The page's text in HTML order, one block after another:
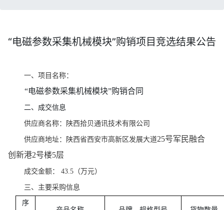
“电磁参数采集机械模块”购销项目竞选结果公告
一、项目名称：
“电磁参数采集机械模块”购销合同
二、成交信息
供应商名称：陕西拾贝通讯技术有限公司
供应商地址：陕西省西安市高新区发展大道25号军民融合
创新港2号楼5层
成交金额： 43.5（万元）
三、主要采购信息
序